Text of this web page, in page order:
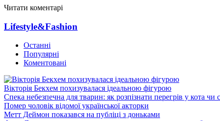
Читати коментарі
Lifestyle&Fashion
Останні
Популярні
Коментовані
Вікторія Бекхем похизувалася ідеальною фігурою
Спека небезпечна для тварин: як розпізнати перегрів у кота чи
Помер чоловік відомої української акторки
Метт Деймон показався на публіці з доньками